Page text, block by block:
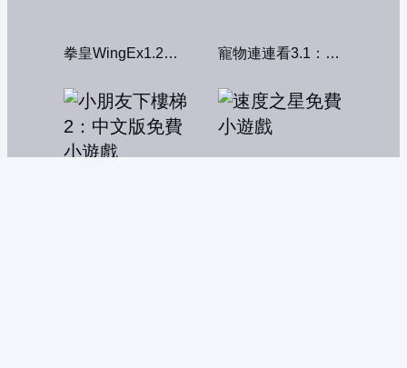
拳皇WingEx1.2雙人版 寵物連連看3.1：共享版